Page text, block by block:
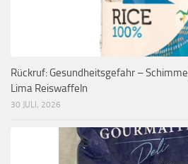
Rückruf: Gesundheitsgefahr –
Lima Reiswaffeln
30 JULI, 2026